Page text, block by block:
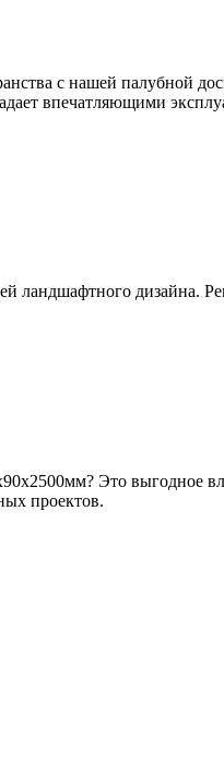
с нашей палубной
впечатляющими
ландшафтного
Это выгодное
проектов.